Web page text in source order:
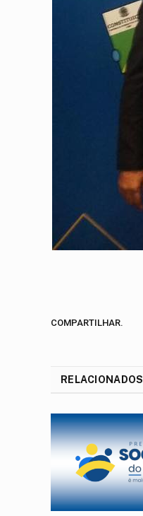
COMPARTILHAR.
RELACIONADOS